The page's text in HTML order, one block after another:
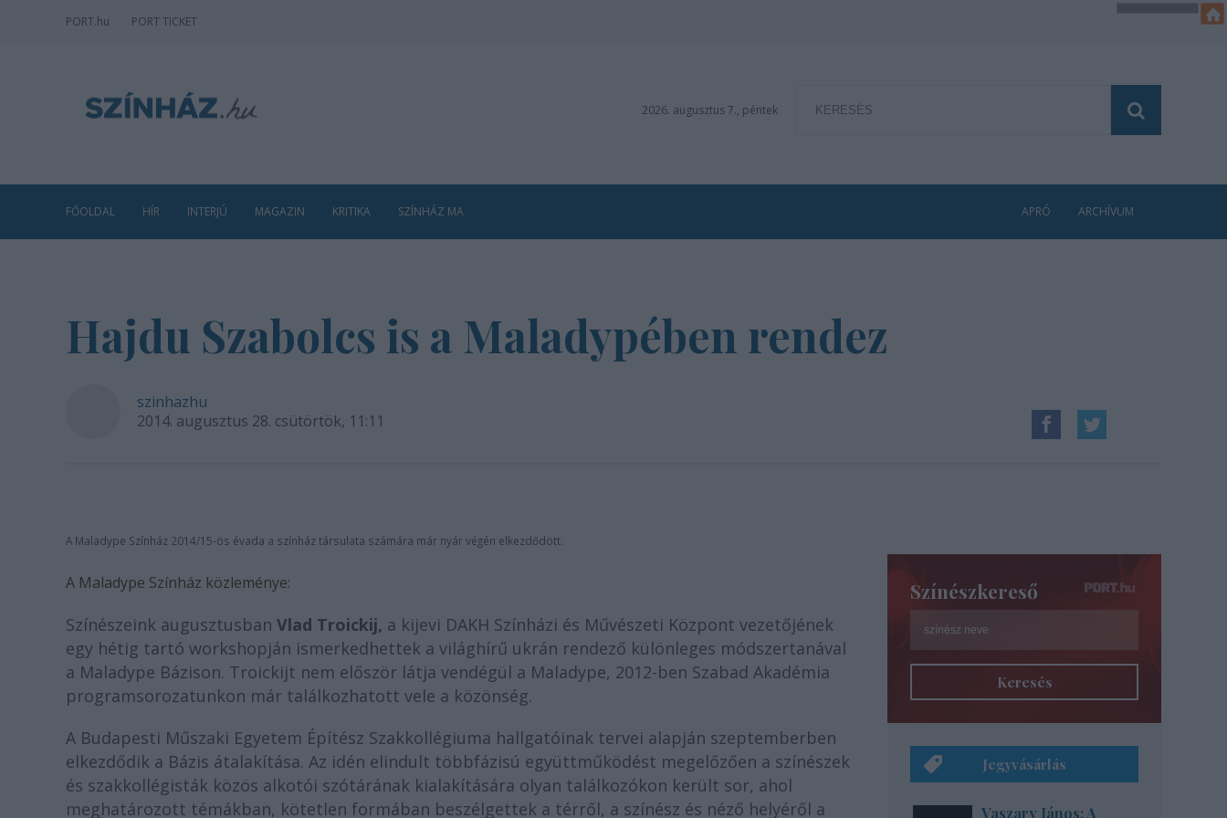
PORT.hu PORT TICKET
2026. augusztus 7., péntek
FŐOLDAL HÍR INTERJÚ MAGAZIN KRITIKA SZÍNHÁZ MA APRÓ ARCHÍVUM
Hajdu Szabolcs is a Maladypében rendez
szinhazhu
2014. augusztus 28. csütörtök, 11:11
A Maladype Színház 2014/15-ös évada a színház társulata számára már nyár végén elkezdődött.
A Maladype Színház közleménye:
Színészeink augusztusban Vlad Troickij, a kijevi DAKH Színházi és Művészeti Központ vezetőjének
egy hétig tartó workshopján ismerkedhettek a világhírű ukrán rendező különleges módszertanával
a Maladype Bázison. Troickijt nem először látja vendégül a Maladype, 2012-ben Szabad Akadémia
programsorozatunkon már találkozhatott vele a közönség.
A Budapesti Műszaki Egyetem Építész Szakkollégiuma hallgatóinak tervei alapján szeptemberben
elkezdődik a Bázis átalakítása. Az idén elindult többfázisú együttműködést megelőzően a színészek
és szakkollégisták közös alkotói szótárának kialakítására olyan találkozókon került sor, ahol
meghatározott témákban, kötetlen formában beszélgettek a térről, a színész és néző helyéről a
Színészkereső
Keresés
Jegyvásárlás
Vaszary János: A